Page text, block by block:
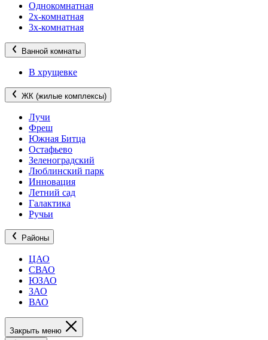
Однокомнатная
2х-комнатная
3х-комнатная
Ванной комнаты
В хрущевке
ЖК (жилые комплексы)
Лучи
Фреш
Южная Битца
Остафьево
Зеленоградский
Люблинский парк
Инновация
Летний сад
Галактика
Ручьи
Районы
ЦАО
СВАО
ЮЗАО
ЗАО
ВАО
Закрыть меню